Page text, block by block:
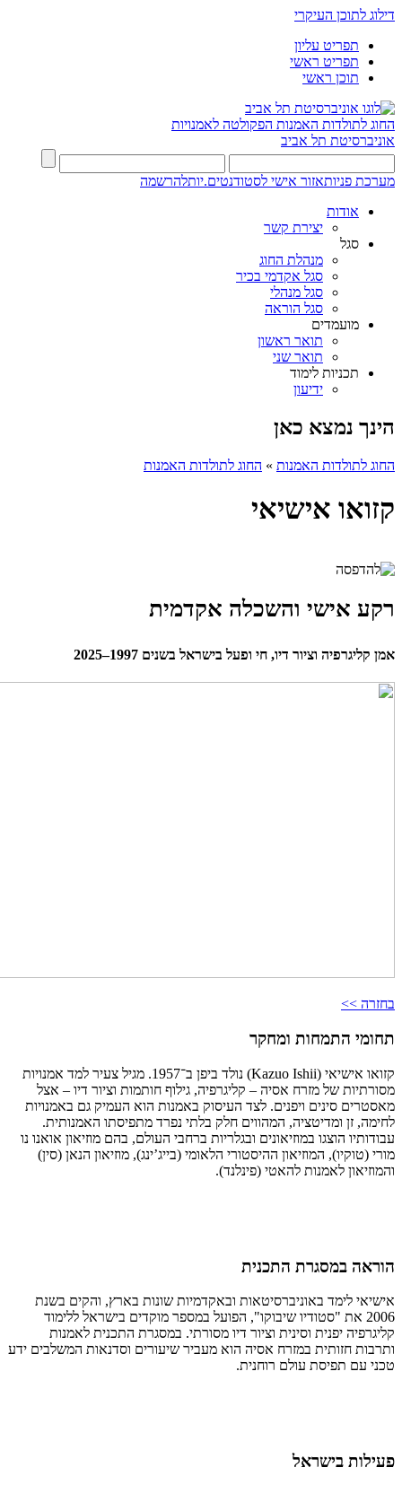
דילוג לתוכן העיקרי
תפריט עליון
תפריט ראשי
תוכן ראשי
החוג לתולדות האמנות הפקולטה לאמנויות
אוניברסיטת תל אביב
מערכת פניותאזור אישי לסטודנטים.יותלהרשמה
אודות
יצירת קשר
סגל
מנהלת החוג
סגל אקדמי בכיר
סגל מנהלי
סגל הוראה
מועמדים
תואר ראשון
תואר שני
תכניות לימוד
ידיעון
הינך נמצא כאן
החוג לתולדות האמנות » החוג לתולדות האמנות
קזואו אישיאי
רקע אישי והשכלה אקדמית
אמן קליגרפיה וציור דיו, חי ופעל בישראל בשנים 1997–2025
בחזרה >>
תחומי התמחות ומחקר
קזואו אישיאי (Kazuo Ishii) נולד ביפן ב־1957. מגיל צעיר למד אמנויות
מסורתיות של מזרח אסיה – קליגרפיה, גילוף חותמות וציור דיו – אצל
מאסטרים סינים ויפנים. לצד העיסוק באמנות הוא העמיק גם באמנויות
לחימה, זן ומדיטציה, המהווים חלק בלתי נפרד מתפיסתו האמנותית.
עבודותיו הוצגו במוזיאונים ובגלריות ברחבי העולם, בהם מוזיאון אואנו נו
מורי (טוקיו), המוזיאון ההיסטורי הלאומי (בייג’ינג), מוזיאון הנאן (סין)
והמוזיאון לאמנות להאטי (פינלנד).
הוראה במסגרת התכנית
אישיאי לימד באוניברסיטאות ובאקדמיות שונות בארץ, והקים בשנת
2006 את "סטודיו שיבוקו", הפועל במספר מוקדים בישראל ללימוד
קליגרפיה יפנית וסינית וציור דיו מסורתי. במסגרת התכנית לאמנות
ותרבות חזותית במזרח אסיה הוא מעביר שיעורים וסדנאות המשלבים ידע
טכני עם תפיסת עולם רוחנית.
פעילות בישראל